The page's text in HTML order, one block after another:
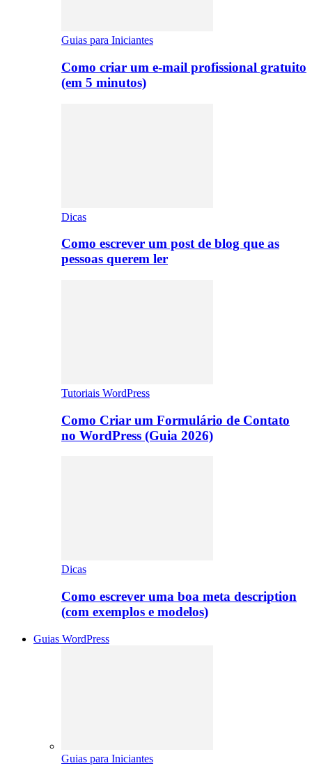
Guias para Iniciantes
Como criar um e-mail profissional gratuito
(em 5 minutos)
Dicas
Como escrever um post de blog que as
pessoas querem ler
Tutoriais WordPress
Como Criar um Formulário de Contato
no WordPress (Guia 2026)
Dicas
Como escrever uma boa meta description
(com exemplos e modelos)
Guias WordPress
Guias para Iniciantes